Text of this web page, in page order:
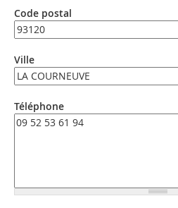
Code postal
Ville
Téléphone